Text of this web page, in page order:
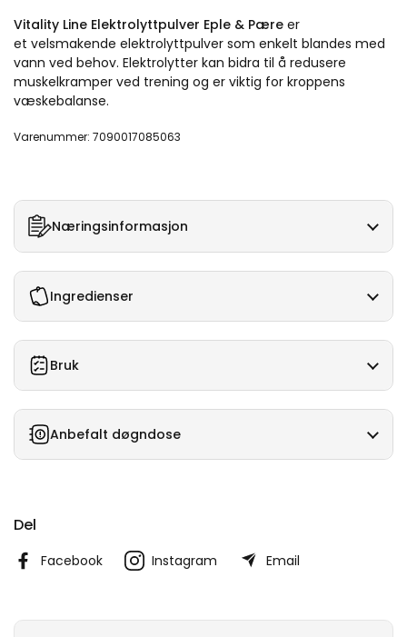
Vitality Line Elektrolyttpulver Eple & Pære er
et velsmakende elektrolyttpulver som enkelt blandes med
vann ved behov. Elektrolytter kan bidra til å redusere
muskelkramper ved trening og er viktig for kroppens
væskebalanse.
Varenummer: 7090017085063
Næringsinformasjon
Ingredienser
Bruk
Anbefalt døgndose
Del
Facebook Instagram Email